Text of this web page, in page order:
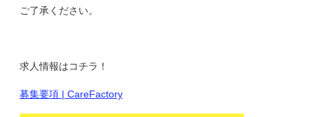
ご了承ください。
求人情報はコチラ！
募集要項 | CareFactory